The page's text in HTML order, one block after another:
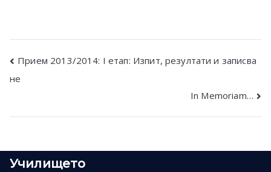
Post
navigation
Прием 2013/2014: I етап: Изпит, резултати и записва
не
In Memoriam…
Училището